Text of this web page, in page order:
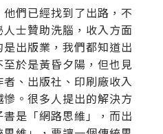
們已經找到了出路，不
士贊助洗腦，收入方面
出版業，我們都知道出
於是黃昏夕陽，但也見
、出版社、印刷廠收入
。很多人提出的解決方
是「網路思維」，而出